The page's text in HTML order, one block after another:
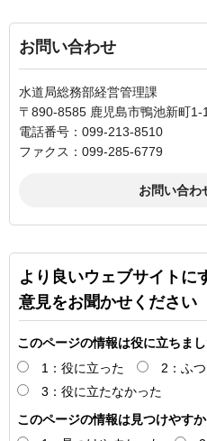
お問い合わせ
水道局総務部経営管理課
〒890-8585 鹿児島市鴨池新町1-
電話番号：099-213-8510
ファクス：099-285-6779
より良いウェブサイトに
意見をお聞かせください
このページの情報は役に立ちまし
1：役に立った
2：ふつ
3：役に立たなかった
このページの情報は見つけやす